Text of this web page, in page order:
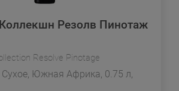
Резолв Пинотаж
Resolve Pinotage
Южная Африка, 0.75 л,